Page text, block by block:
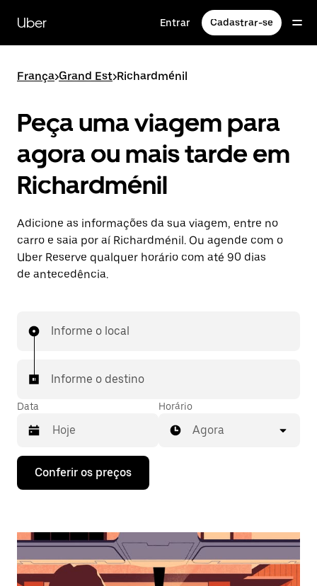
para
conteúdo
Uber Entrar Cadastrar-se
França>Grand Est>Richardménil
Peça uma viagem para
agora ou mais tarde em
Richardménil
Adicione as informações da sua viagem, entre no
carro e saia por aí Richardménil. Ou agende com o
Uber Reserve qualquer horário com até 90 dias
de antecedência.
Informe o local
Informe o destino
Data
Pressione
seta
interagir
o
calendário
Horário
Agora
Conferir os preços